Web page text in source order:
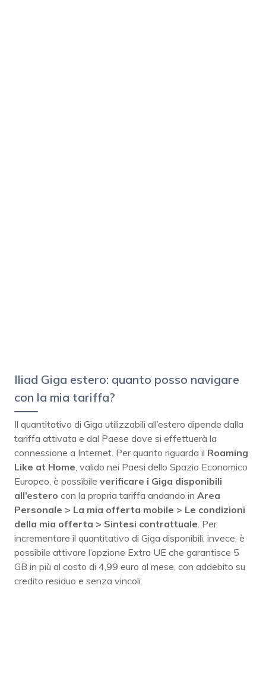
Iliad Giga estero: quanto posso navigare
con la mia tariffa?
Il quantitativo di Giga utilizzabili all’estero dipende dalla
tariffa attivata e dal Paese dove si effettuerà la
connessione a Internet. Per quanto riguarda il Roaming
Like at Home , valido nei Paesi dello Spazio Economico
Europeo, è possibile verificare i Giga disponibili
all’estero con la propria tariffa andando in Area
Personale > La mia offerta mobile > Le condizioni
della mia offerta > Sintesi contrattuale . Per
incrementare il quantitativo di Giga disponibili, invece, è
possibile attivare l’opzione Extra UE che garantisce 5
GB in più al costo di 4,99 euro al mese, con addebito su
credito residuo e senza vincoli.